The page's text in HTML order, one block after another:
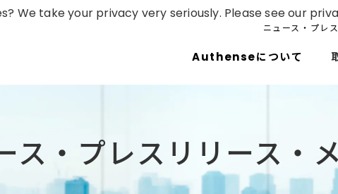
ニュース・プレ
Authenseについて
ス・プレスリリース・
We take your privacy very seriously. Please see our